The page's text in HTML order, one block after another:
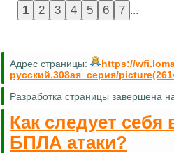
...
Адрес страницы:
https://
русский.308ая_серия/
Разработка страницы завершена
Как следует себя
БПЛА атаки?